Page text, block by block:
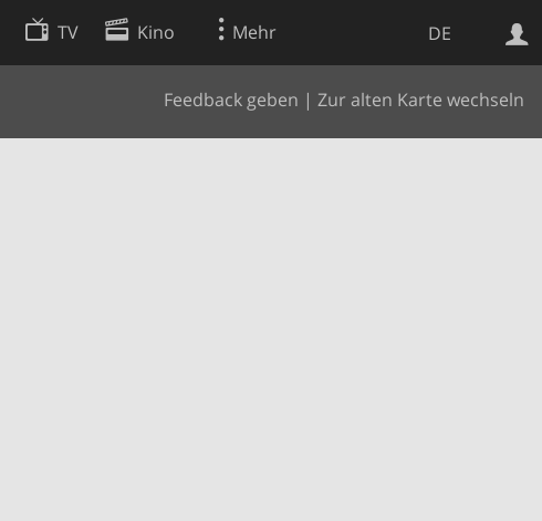
DE
TV Kino Mehr
Feedback geben | Zur alten Karte wechseln
Websuche